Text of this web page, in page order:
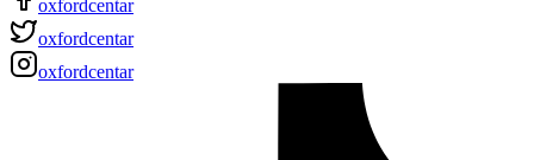
oxfordcentar
oxfordcentar
oxfordcentar